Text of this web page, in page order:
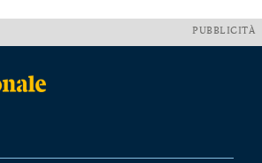
PUBBLICITÀ